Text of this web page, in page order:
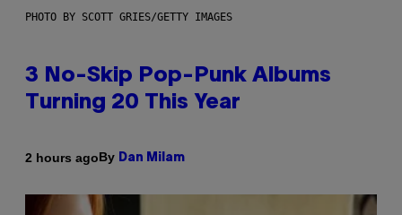
PHOTO BY SCOTT GRIES/GETTY IMAGES
3 No-Skip Pop-Punk Albums
Turning 20 This Year
2 hours agoBy Dan Milam